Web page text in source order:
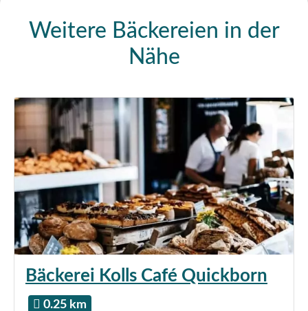
Weitere Bäckereien in der
Nähe
Bäckerei Kolls Café Quickborn
0.25 km